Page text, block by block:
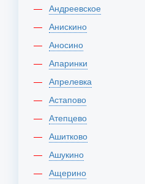
Андреевское
Анискино
Аносино
Апаринки
Апрелевка
Астапово
Атепцево
Ашитково
Ашукино
Ащерино